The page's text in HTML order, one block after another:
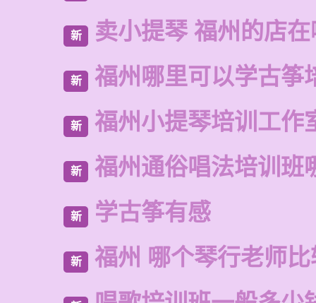
新 卖小提琴 福州的店
新 福州哪里可以学古筝
新 福州小提琴培训工作
新 福州通俗唱法培训班
新 学古筝有感
新 福州 哪个琴行老师